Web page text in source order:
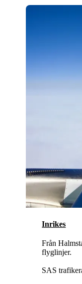
Inrikes
Från
flyglinjer.
SAS